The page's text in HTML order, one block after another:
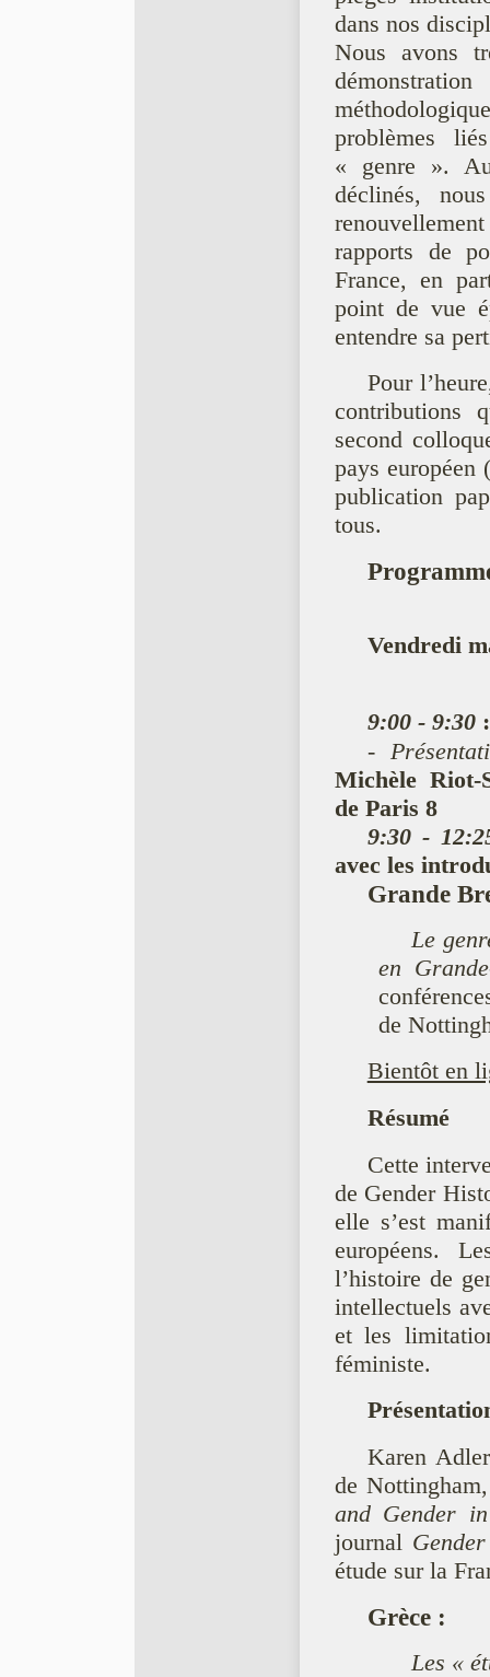
dans nos
Nous avons
problèmes
« genre ».
déclinés,
rapports de
France, en
point de vue
entendre sa
Pour
contributions
second
pays européen
publication
tous.
Vendredi
9:00 - 9:30:
-
Michèle Riot-
de Paris 8
9:30 -
avec les
Grande
Le
en
de
Bientôt en
Résumé
Cette
de Gender
elle s’est
européens.
l’histoire de
intellectuels
et les
féministe.
Karen
de
and Gender
journal
étude sur la
Grèce:
Les «